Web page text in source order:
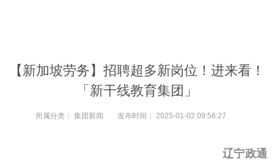
【新加坡劳务】招聘超多新岗位！进来看！
「新干线教育集团」
所属分类： 集团新闻 发布时间： 2025-01-02 09:56:27
辽宁政通